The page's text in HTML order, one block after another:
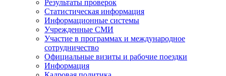
Результаты проверок
Статистическая информация
Информационные системы
Учрежденные СМИ
Участие в программах и международное
сотрудничество
Официальные визиты и рабочие поездки
Информация